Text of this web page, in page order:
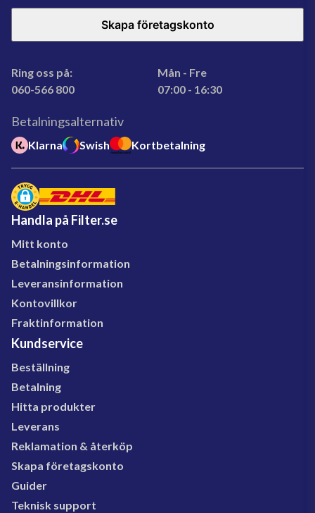
Skapa företagskonto
Ring oss på:
060-566 800
Mån - Fre
07:00 - 16:30
Betalningsalternativ
Klarna Swish Kortbetalning
Handla på Filter.se
Mitt konto
Betalningsinformation
Leveransinformation
Kontovillkor
Fraktinformation
Kundservice
Beställning
Betalning
Hitta produkter
Leverans
Reklamation & återköp
Skapa företagskonto
Guider
Teknisk support